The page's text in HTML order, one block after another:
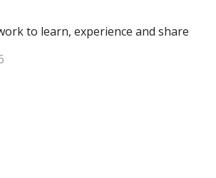
to learn, experience and share